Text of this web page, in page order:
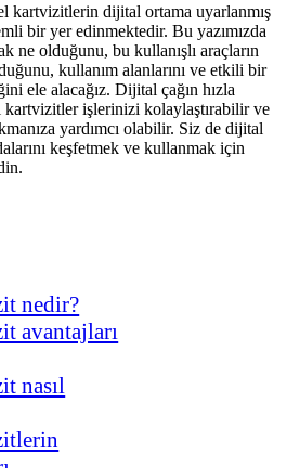
kartvizitlerin dijital ortama uyarlanmış
bir yer edinmektedir. Bu yazımızda
ne olduğunu, bu kullanışlı araçların
kullanım alanlarını ve etkili bir
ele alacağız. Dijital çağın hızla
işlerinizi kolaylaştırabilir ve
yardımcı olabilir. Siz de dijital
keşfetmek ve kullanmak için
nedir?
avantajları
nasıl